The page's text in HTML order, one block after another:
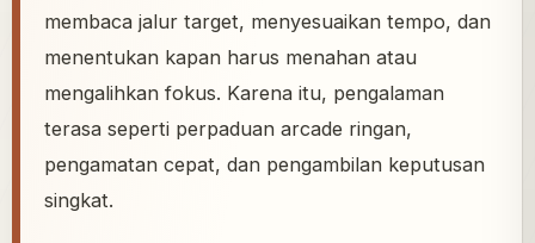
membaca jalur target, menyesuaikan tempo, dan
menentukan kapan harus menahan atau
mengalihkan fokus. Karena itu, pengalaman
terasa seperti perpaduan arcade ringan,
pengamatan cepat, dan pengambilan keputusan
singkat.